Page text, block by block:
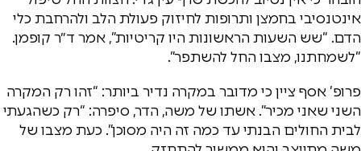
אינטנסיבי בחמצן ותרופות לחיזוק פעולת הלב ולהרחבת כלי
הדם. “שש השעות הראשונות היו קריטיות”, אמר ד״ר קופמן.
“לשמחתנו, מצבו החל להשתפר”.
פרופ’ אסף ציין כי מדובר במקרה נדיר ביותר: “זהו רק המקרה
השני שאני מכיר”. אשתו של משה, הדר, סיפרה: “רק כשהגעתי
לבית החולים הבנתי עד כמה זה היה מסוכן”. כעת מצבו של